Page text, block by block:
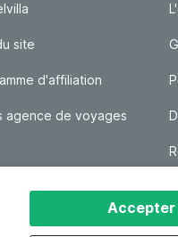
site
d'affiliation
agence de voyages